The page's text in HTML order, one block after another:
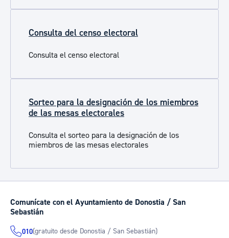
Consulta del censo electoral
Consulta el censo electoral
Sorteo para la designación de los miembros
de las mesas electorales
Consulta el sorteo para la designación de los
miembros de las mesas electorales
Comunícate con el Ayuntamiento de Donostia / San
Sebastián
010(gratuito desde Donostia / San Sebastián)